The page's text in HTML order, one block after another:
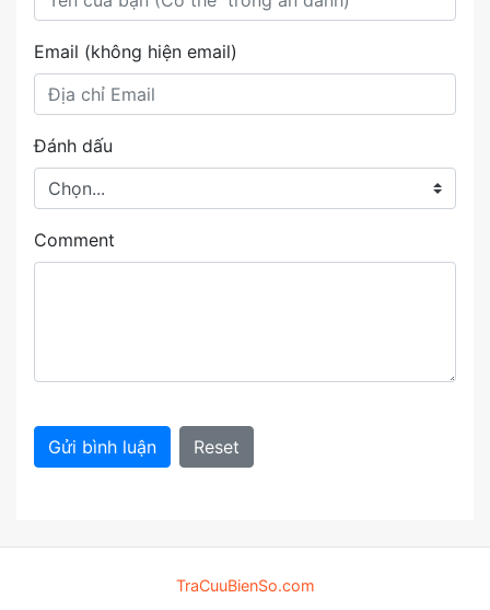
Email (không hiện email)
Đánh dấu
Comment
Gửi bình luận Reset
TraCuuBienSo.com